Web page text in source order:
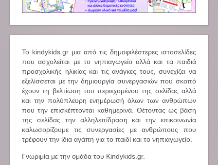
Το kindykids.gr μια από τις δημοφιλέστερες ιστοσελίδες
που ασχολείται με το νηπιαγωγείο αλλά και τα παιδιά
προσχολικής ηλικίας και τις ανάγκες τους, συνεχίζει να
εξελίσσεται με την δημιουργία συνεργασιών που σκοπό
έχουν τη βελτίωση του περιεχομένου της σελίδας αλλά
και την πολύπλευρη ενημέρωσή όλων των ανθρώπων
που την επισκέπτονται καθημερινά. Θέτοντας ως βάση
της σελίδας την αλληλεπίδραση και την επικοινωνία
καλωσορίζουμε τις συνεργασίες με ανθρώπους που
τρέφουν την ίδια αγάπη για το παιδί και το νηπιαγωγείο.
Γνωριμία με την ομάδα του Kindykids.gr.